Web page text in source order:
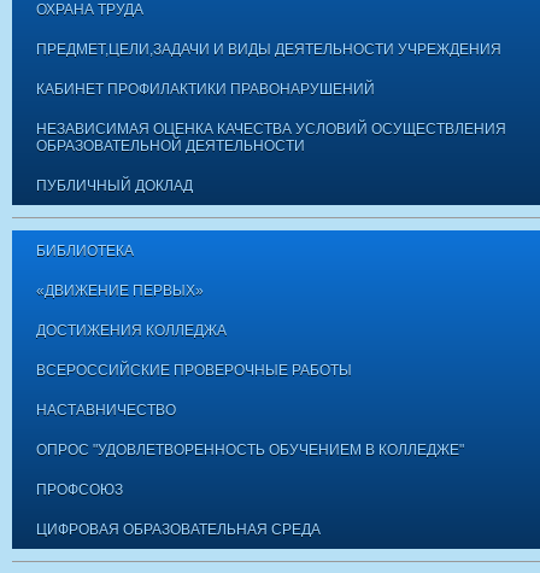
ОХРАНА ТРУДА
ПРЕДМЕТ,ЦЕЛИ,ЗАДАЧИ И ВИДЫ ДЕЯТЕЛЬНОСТИ УЧРЕЖДЕНИЯ
КАБИНЕТ ПРОФИЛАКТИКИ ПРАВОНАРУШЕНИЙ
НЕЗАВИСИМАЯ ОЦЕНКА КАЧЕСТВА УСЛОВИЙ ОСУЩЕСТВЛЕНИЯ
ОБРАЗОВАТЕЛЬНОЙ ДЕЯТЕЛЬНОСТИ
ПУБЛИЧНЫЙ ДОКЛАД
БИБЛИОТЕКА
«ДВИЖЕНИЕ ПЕРВЫХ»
ДОСТИЖЕНИЯ КОЛЛЕДЖА
ВСЕРОССИЙСКИЕ ПРОВЕРОЧНЫЕ РАБОТЫ
НАСТАВНИЧЕСТВО
ОПРОС "УДОВЛЕТВОРЕННОСТЬ ОБУЧЕНИЕМ В КОЛЛЕДЖЕ"
ПРОФСОЮЗ
ЦИФРОВАЯ ОБРАЗОВАТЕЛЬНАЯ СРЕДА